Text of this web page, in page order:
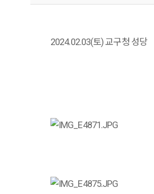
2024.02.03(토) 교구청 성당